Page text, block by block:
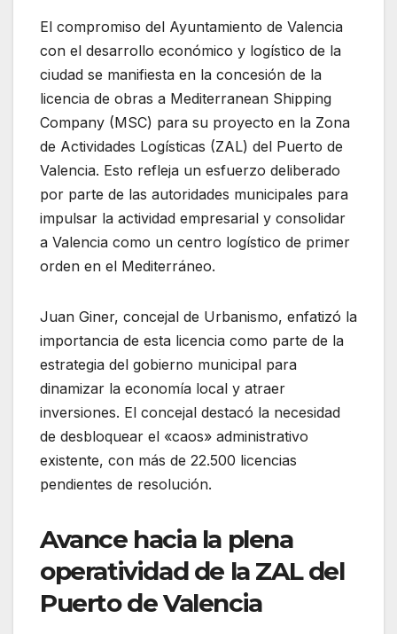
El compromiso del Ayuntamiento de Valencia
con el desarrollo económico y logístico de la
ciudad se manifiesta en la concesión de la
licencia de obras a Mediterranean Shipping
Company (MSC) para su proyecto en la Zona
de Actividades Logísticas (ZAL) del Puerto de
Valencia. Esto refleja un esfuerzo deliberado
por parte de las autoridades municipales para
impulsar la actividad empresarial y consolidar
a Valencia como un centro logístico de primer
orden en el Mediterráneo.
Juan Giner, concejal de Urbanismo, enfatizó la
importancia de esta licencia como parte de la
estrategia del gobierno municipal para
dinamizar la economía local y atraer
inversiones. El concejal destacó la necesidad
de desbloquear el «caos» administrativo
existente, con más de 22.500 licencias
pendientes de resolución.
Avance hacia la plena
operatividad de la ZAL del
Puerto de Valencia